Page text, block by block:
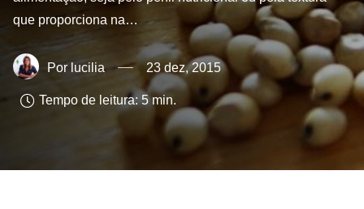
que proporciona na…
lucilia 23 dez, 2015
Tempo de leitura: 5 min.